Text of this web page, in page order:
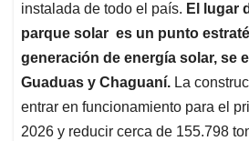
instalada de todo el país. El lugar
parque solar es un punto
generación de energía solar, se
Guaduas y Chaguaní. La
entrar en funcionamiento para el
2026 y reducir cerca de 155.798